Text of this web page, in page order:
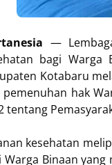
—
bagi Warga
Kotabaru
hak
tentang
kesehatan
Warga Binaan